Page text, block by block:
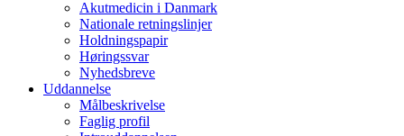
Akutmedicin i Danmark
Nationale retningslinjer
Holdningspapir
Høringssvar
Nyhedsbreve
Uddannelse
Målbeskrivelse
Faglig profil